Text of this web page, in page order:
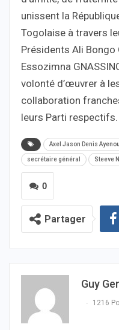
unissent la
Togolaise à travers
Présidents Ali Bongo
Essozimna
volonté d’œuvrer à
collaboration
leurs Parti respectifs.
Axel Jason Denis
secrétaire général Steeve
0
Partager
Guy
1216